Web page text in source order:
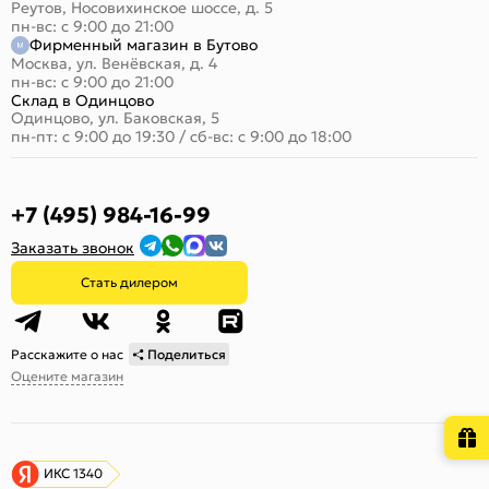
Реутов, Носовихинское шоссе, д. 5
пн-вс: с 9:00 до 21:00
Фирменный магазин в Бутово
Москва, ул. Венёвская, д. 4
пн-вс: с 9:00 до 21:00
Склад в Одинцово
Одинцово, ул. Баковская, 5
пн-пт: с 9:00 до 19:30 / сб-вс: с 9:00 до 18:00
+7 (495) 984-16-99
Заказать звонок
Стать дилером
Расскажите о нас
Поделиться
Оцените магазин
ИКС 1340